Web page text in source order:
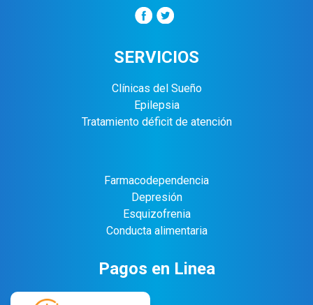
SERVICIOS
Clínicas del Sueño
Epilepsia
Tratamiento déficit de atención
Farmacodependencia
Depresión
Esquizofrenia
Conducta alimentaria
Pagos en Linea